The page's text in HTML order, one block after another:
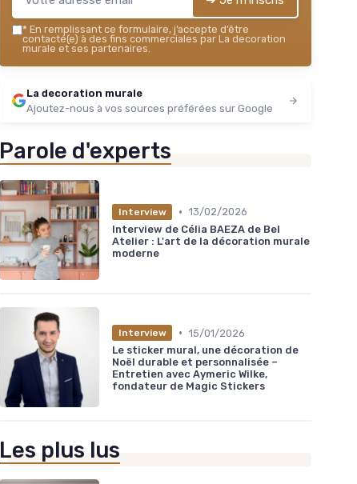
* En remplissant ce formulaire, j’accepte d’être
contacté(e) à des fins commerciales par La decoration
murale et ses partenaires.
La decoration murale
Ajoutez-nous à vos sources préférées sur Google
Parole d'experts
Interview • 13/02/2026
Interview de Célia BAEZA de Bel
Atelier : L'art de la décoration murale
moderne
Interview • 15/01/2026
Le sticker mural, une décoration de
Noël durable et personnalisée –
Entretien avec Aymeric Wilke,
fondateur de Magic Stickers
Les plus lus